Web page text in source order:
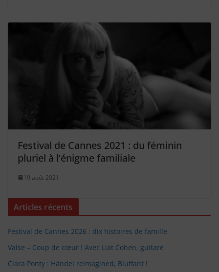
Festival de Cannes 2021 : du féminin
pluriel à l’énigme familiale
19 août 2021
Articles récents
Festival de Cannes 2026 : dix histoires de famille
Valse – Coup de cœur ! Avec Liat Cohen, guitare
Clara Ponty : Händel reimagined, Bluffant !